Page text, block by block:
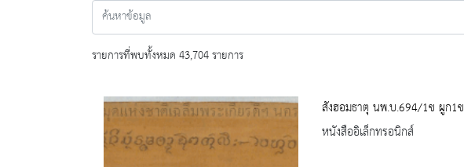
รายการที่พบทั้งหมด 43,704 รายการ
สังฮอมธาตุ นพ.บ.694/1ข ผูก1ข
หนังสืออิเล็กทรอนิกส์